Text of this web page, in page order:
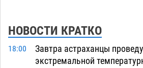
НОВОСТИ КРАТКО
18:00
Завтра астраханцы
экстремальной